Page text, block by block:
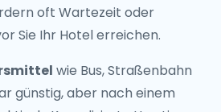
oft Wartezeit oder
Sie Ihr Hotel erreichen.
wie Bus, Straßenbahn
günstig, aber nach einem